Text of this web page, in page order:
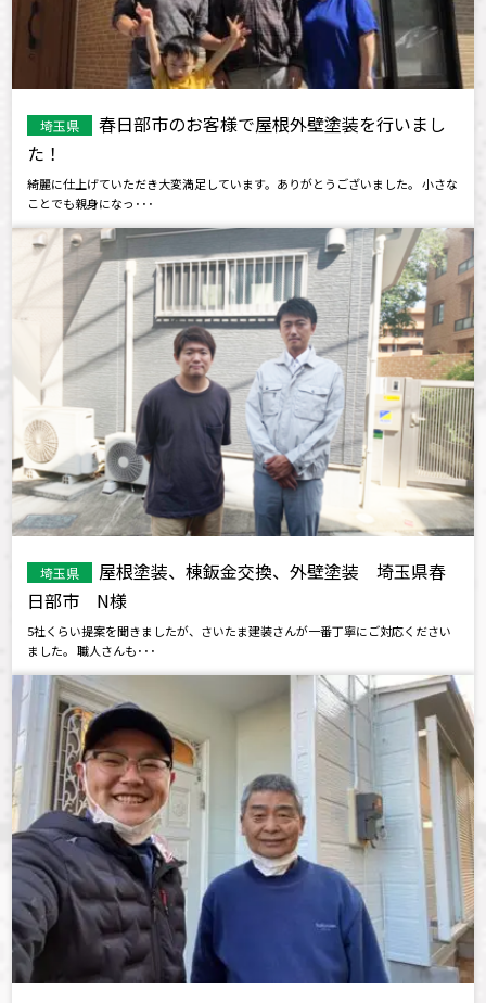
埼玉県
春日部市のお客様で屋根外壁塗装を行いまし
た！
綺麗に仕上げていただき大変満足しています。ありがとうございました。 小さな
ことでも親身になっ･･･
埼玉県
屋根塗装、棟鈑金交換、外壁塗装 埼玉県春
日部市 N様
5社くらい提案を聞きましたが、さいたま建装さんが一番丁寧にご対応ください
ました。 職人さんも･･･